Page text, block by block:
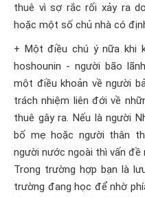
thuê vì sợ rắc rối xảy ra
hoặc một số chủ nhà có
+ Một điều chú ý nữa khi
hoshounin - người bão
một điều khoản về người
trách nhiệm liên đới về
thuê gây ra. Nếu là người
bố mẹ hoặc người thân
người nước ngoài thì vấn đề
Trong trường hợp bạn là
trường đang học để nhờ